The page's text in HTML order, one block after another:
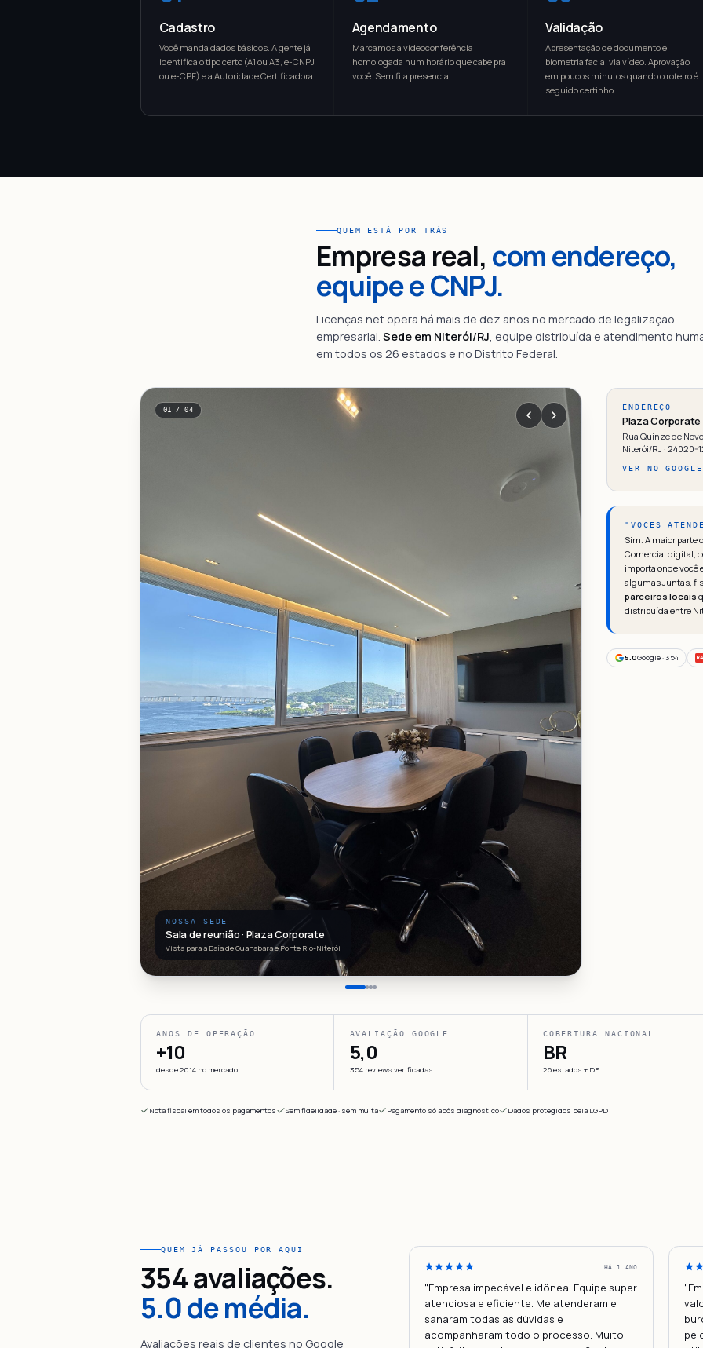
Cadastro
Você manda dados básicos. A gente já
identifica o tipo certo (A1 ou A3, e-CNPJ
ou e-CPF) e a Autoridade Certificadora.
Agendamento
Marcamos a videoconferência
homologada num horário que cabe pra
você. Sem fila presencial.
Validação
Apresentação de documento e
biometria facial via vídeo. Aprovação
em poucos minutos quando o roteiro é
seguido certinho.
QUEM ESTÁ POR TRÁS
Empresa real, com endereço,
equipe e CNPJ.
Licenças.net opera há mais de dez anos no mercado de legalização
empresarial.Sede em Niterói/RJ, equipe distribuída e atendimento
em todos os 26 estados e no Distrito Federal.
NOSSA SEDE
Sala de reunião · Plaza Corporate
Vista para a Baía de Guanabara e Ponte Rio-Niterói
01 / 04 ENDEREÇO
Plaza Corporate
Rua Quinze de
Niterói/RJ · 24020-
VER NO
"VOCÊS
Sim. A maior parte
Comercial digital,
importa onde você
algumas Juntas,
parceiros locais
distribuída entre
5.0Google · 354 RA
ANOS DE OPERAÇÃO
+10
desde 2014 no mercado
AVALIAÇÃO GOOGLE
5,0
354 reviews verificadas
COBERTURA NACIONAL
BR
26 estados + DF
Nota fiscal em todos os pagamentos Sem fidelidade · sem multa Pagamento só após diagnóstico Dados protegidos pela LGPD
QUEM JÁ PASSOU POR AQUI
354 avaliações.
5.0 de média.
Avaliações reais de clientes no Google
HÁ 1 ANO
"Empresa impecável e idônea. Equipe super
atenciosa e eficiente. Me atenderam e
sanaram todas as dúvidas e
acompanharam todo o processo. Muito